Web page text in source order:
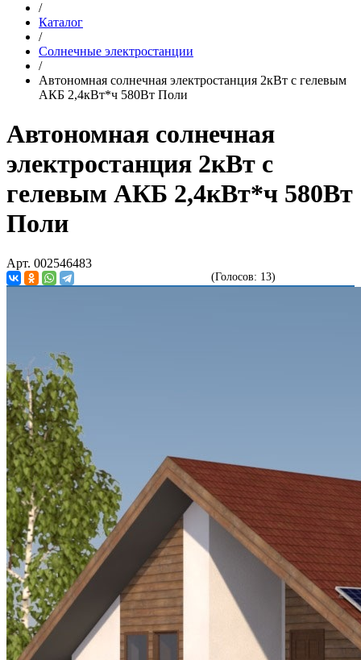
/
Каталог
/
Солнечные электростанции
/
Автономная солнечная электростанция 2кВт с гелевым
АКБ 2,4кВт*ч 580Вт Поли
Автономная солнечная
электростанция 2кВт с
гелевым АКБ 2,4кВт*ч 580Вт
Поли
Арт. 002546483
(Голосов: 13)